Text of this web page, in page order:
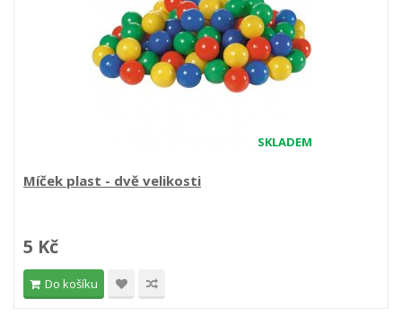
SKLADEM
Míček plast - dvě velikosti
5 Kč
Do košíku